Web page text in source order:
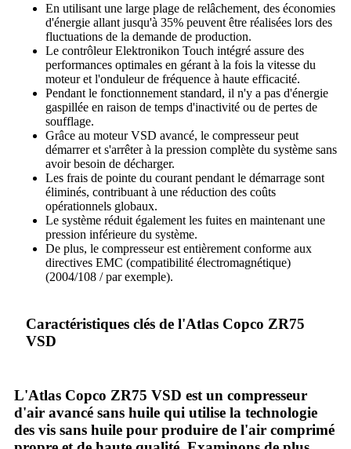
En utilisant une large plage de relâchement, des économies
d'énergie allant jusqu'à 35% peuvent être réalisées lors des
fluctuations de la demande de production.
Le contrôleur Elektronikon Touch intégré assure des
performances optimales en gérant à la fois la vitesse du
moteur et l'onduleur de fréquence à haute efficacité.
Pendant le fonctionnement standard, il n'y a pas d'énergie
gaspillée en raison de temps d'inactivité ou de pertes de
soufflage.
Grâce au moteur VSD avancé, le compresseur peut
démarrer et s'arrêter à la pression complète du système sans
avoir besoin de décharger.
Les frais de pointe du courant pendant le démarrage sont
éliminés, contribuant à une réduction des coûts
opérationnels globaux.
Le système réduit également les fuites en maintenant une
pression inférieure du système.
De plus, le compresseur est entièrement conforme aux
directives EMC (compatibilité électromagnétique)
(2004/108 / par exemple).
Caractéristiques clés de l'Atlas Copco ZR75
VSD
L'Atlas Copco ZR75 VSD est un compresseur
d'air avancé sans huile qui utilise la technologie
des vis sans huile pour produire de l'air comprimé